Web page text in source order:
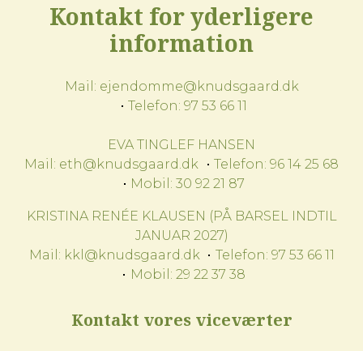
Kontakt for yderligere
information
Mail: ejendomme@knudsgaard.dk
Telefon: 97 53 66 11
EVA TINGLEF HANSEN
Mail: eth@knudsgaard.dk Telefon: 96 14 25 68
Mobil: 30 92 21 87
KRISTINA RENÉE KLAUSEN (PÅ BARSEL INDTIL
JANUAR 2027)
Mail: kkl@knudsgaard.dk Telefon: 97 53 66 11
Mobil: 29 22 37 38
Kontakt vores viceværter